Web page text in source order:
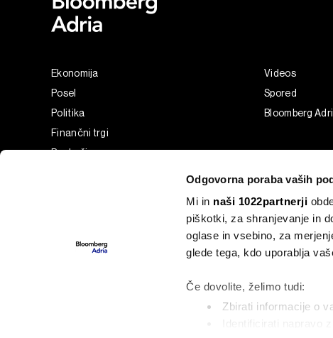
Odgovorna poraba vaših
Mi in naši 1022partnerji
piškotki, za shranjevanje in
oglase in vsebino, za
glede tega, kdo uporablja
Če dovolite, želimo tudi:
Zbirati informacije o
Ekonomija
Posel
Politika
Finančni trgi
Razkošje
Adria Insight
Videos
Spored
Bloomberg